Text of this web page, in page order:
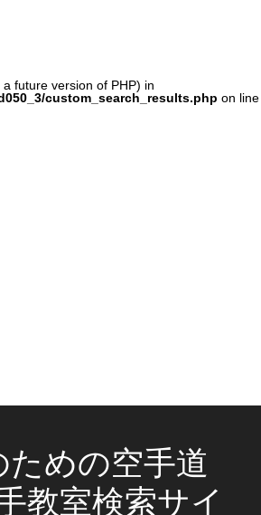
future version of PHP) in
custom_search_results.php on line
ための空手道
教室検索サイ